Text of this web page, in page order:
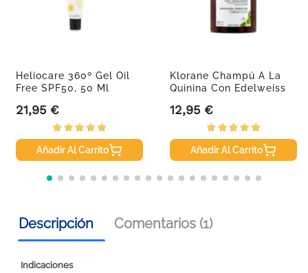
Heliocare 360º Gel Oil
Free SPF50, 50 Ml
Precio
21,95 €
Añadir Al Carrito
Klorane Champú A La
Quinina Con Edelweiss
Precio
12,95 €
Añadir Al Carrito
Descripción Comentarios (1)
Indicaciones